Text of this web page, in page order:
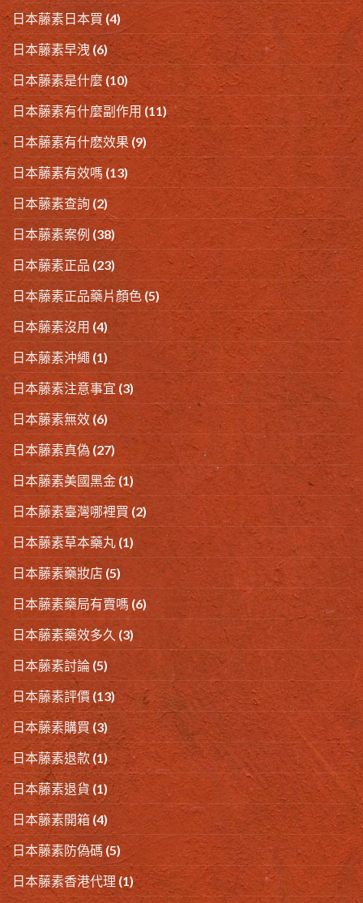
日本藤素日本買 (4)
日本藤素早洩 (6)
日本藤素是什麼 (10)
日本藤素有什麼副作用 (11)
日本藤素有什麽效果 (9)
日本藤素有效嗎(13)
日本藤素查詢 (2)
日本藤素案例 (38)
日本藤素正品 (23)
日本藤素正品藥片顏色 (5)
日本藤素沒用 (4)
日本藤素沖繩 (1)
日本藤素注意事宜 (3)
日本藤素無效 (6)
日本藤素真偽 (27)
日本藤素美國黑金 (1)
日本藤素臺灣哪裡買 (2)
日本藤素草本藥丸 (1)
日本藤素藥妝店 (5)
日本藤素藥局有賣嗎 (6)
日本藤素藥效多久 (3)
日本藤素討論 (5)
日本藤素評價(13)
日本藤素購買(3)
日本藤素退款(1)
日本藤素退貨 (1)
日本藤素開箱 (4)
日本藤素防偽碼 (5)
日本藤素香港代理 (1)